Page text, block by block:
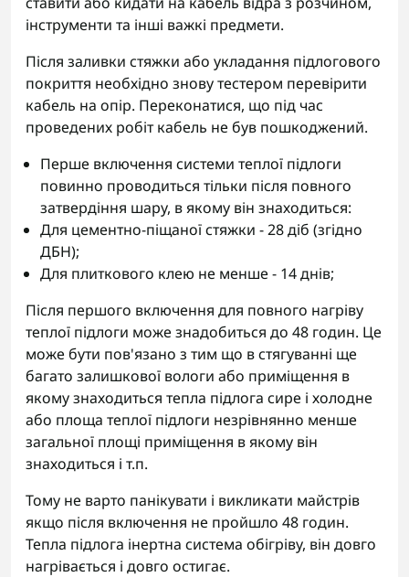
інструменти та інші важкі предмети.
Після заливки стяжки або укладання підлогового
покриття необхідно знову тестером перевірити
кабель на опір. Переконатися, що під час
проведених робіт кабель не був пошкоджений.
Перше включення системи теплої підлоги
повинно проводиться тільки після повного
затвердіння шару, в якому він знаходиться:
Для цементно-піщаної стяжки - 28 діб (згідно
ДБН);
Для плиткового клею не менше - 14 днів;
Після першого включення для повного нагріву
теплої підлоги може знадобиться до 48 годин. Це
може бути пов'язано з тим що в стягуванні ще
багато залишкової вологи або приміщення в
якому знаходиться тепла підлога сире і холодне
або площа теплої підлоги незрівнянно менше
загальної площі приміщення в якому він
знаходиться і т.п.
Тому не варто панікувати і викликати майстрів
якщо після включення не пройшло 48 годин.
Тепла підлога інертна система обігріву, він довго
нагрівається і довго остигає.